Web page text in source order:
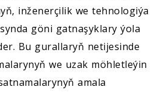
inženerçilik we tehnologiýa
göni gatnaşyklary ýola
Bu gurallaryň netijesinde
we uzak möhletleýin
amala